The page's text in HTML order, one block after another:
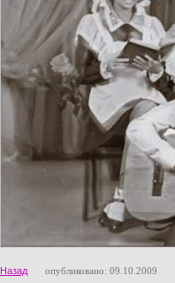
Назад опубликовано: 09.10.2009